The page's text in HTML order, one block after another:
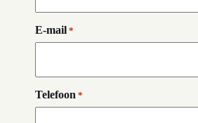
E-mail *
Telefoon *